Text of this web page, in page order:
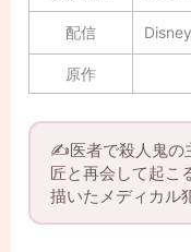
配信
原作
✍️医者で殺人鬼の
匠と再会して起こ
描いたメディカル